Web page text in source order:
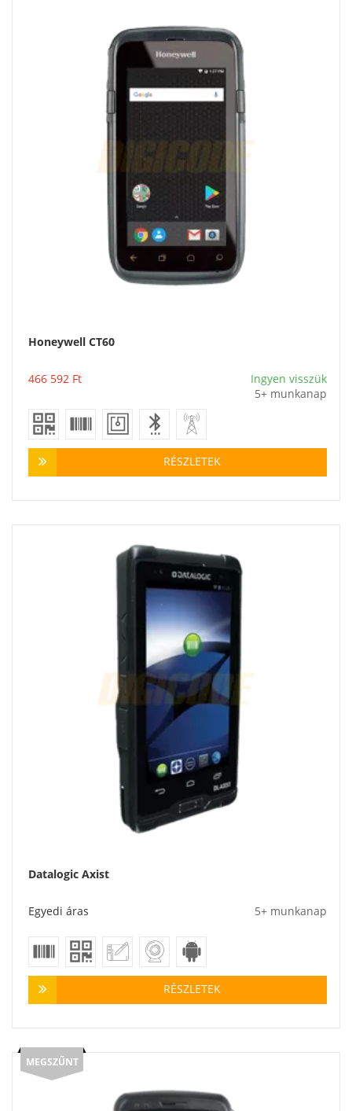
Honeywell CT60
466 592 Ft
Ingyen visszük
5+ munkanap
RÉSZLETEK
Datalogic Axist
Egyedi áras 5+ munkanap
RÉSZLETEK
MEGSZŰNT